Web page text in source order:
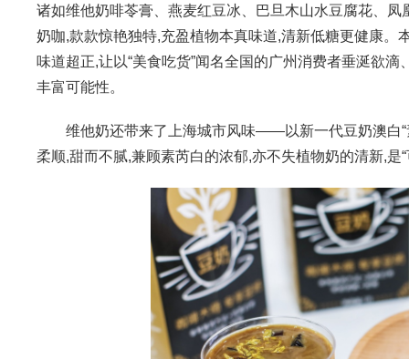
诸如维他奶啡苓膏、燕麦红豆冰、巴旦木山水豆腐花、
奶咖,款款惊艳独特,充盈植物本真味道,清新低糖更健康
味道超正,让以“美食吃货”闻名全国的广州消费者垂涎欲
丰富可能性。
维他奶还带来了上海城市风味——以新一代豆奶澳白“
柔顺,甜而不腻,兼顾素芮白的浓郁,亦不失植物奶的清新,是